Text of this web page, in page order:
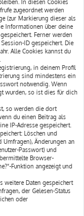
In diesen Cookies
zugeordnet werden
(zur Markierung dieser als
Informationen über deine
Ferner werden
ID gespeichert. Die
Alle Cookies kannst du
in deinem Profil
sind mindestens ein
notwendig. Wenn
wurden, so ist dies für dich
so werden die dort
du einen Beitrag als
IP-Adresse gespeichert.
Löschen und
Umfragen), Änderungen an
Passwort) und
Browser-
Funktion angezeigt und
weitere Daten gespeichert
der Gelesen-Status
oder